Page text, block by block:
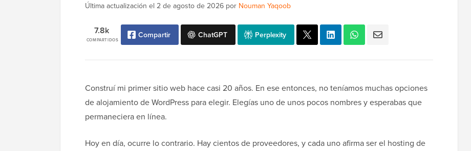
Última actualización el 2 de agosto de 2026 por Nouman Yaqoob
COMPARTIDOS
7.8k Compartir ChatGPT Perplexity
Construí mi primer sitio web hace casi 20 años. En ese entonces, no teníamos muchas opciones
de alojamiento de WordPress para elegir. Elegías uno de unos pocos nombres y esperabas que
permaneciera en línea.
Hoy en día, ocurre lo contrario. Hay cientos de proveedores, y cada uno afirma ser el hosting de